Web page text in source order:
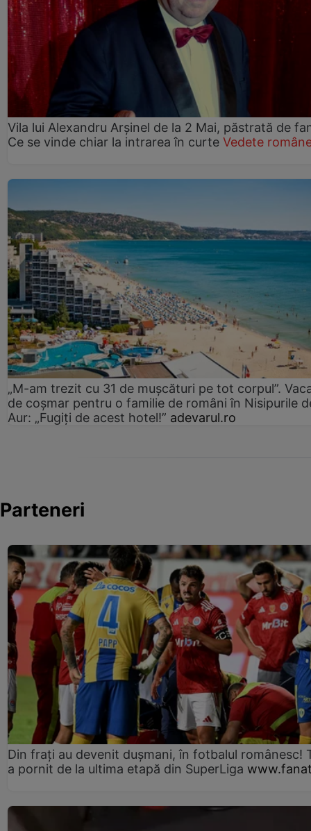
Vila lui Alexandru Arșinel de la 2 Mai, păstrată de
Ce se vinde chiar la intrarea în curte Vedete
„M-am trezit cu 31 de mușcături pe tot corpul”.
de coșmar pentru o familie de români în Nisipurile
Aur: „Fugiți de acest hotel!” adevarul.ro
Parteneri
Din frați au devenit dușmani, în fotbalul românesc!
a pornit de la ultima etapă din SuperLiga